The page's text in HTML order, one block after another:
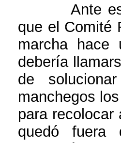
Ante esta
que el Comité
marcha hace
debería
de
manchegos
para recolocar
quedó fuera